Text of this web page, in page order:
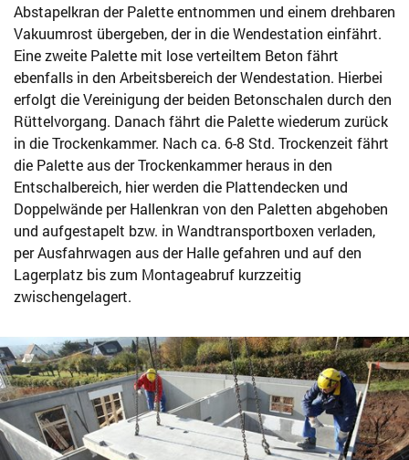
Abstapelkran der Palette entnommen und einem drehbaren
Vakuumrost übergeben, der in die Wendestation einfährt.
Eine zweite Palette mit lose verteiltem Beton fährt
ebenfalls in den Arbeitsbereich der Wendestation. Hierbei
erfolgt die Vereinigung der beiden Betonschalen durch den
Rüttelvorgang. Danach fährt die Palette wiederum zurück
in die Trockenkammer. Nach ca. 6-8 Std. Trockenzeit fährt
die Palette aus der Trockenkammer heraus in den
Entschalbereich, hier werden die Plattendecken und
Doppelwände per Hallenkran von den Paletten abgehoben
und aufgestapelt bzw. in Wandtransportboxen verladen,
per Ausfahrwagen aus der Halle gefahren und auf den
Lagerplatz bis zum Montageabruf kurzzeitig
zwischengelagert.